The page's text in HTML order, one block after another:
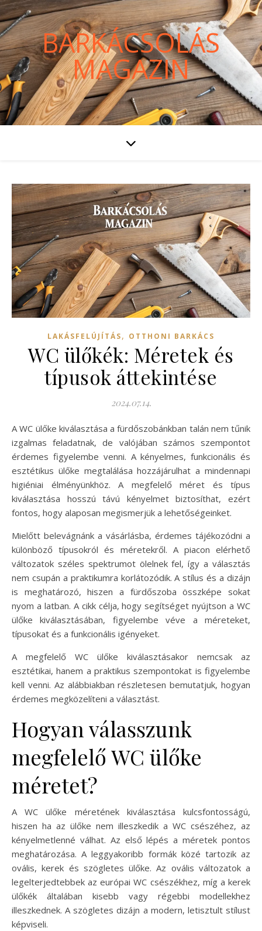
BARKÁCSOLÁS
MAGAZIN
LAKÁSFELÚJÍTÁS, OTTHONI BARKÁCS
WC ülőkék: Méretek és
típusok áttekintése
2024.07.14.
A WC ülőke kiválasztása a fürdőszobánkban talán nem tűnik
izgalmas feladatnak, de valójában számos szempontot
érdemes figyelembe venni. A kényelmes, funkcionális és
esztétikus ülőke megtalálása hozzájárulhat a mindennapi
higiéniai élményünkhöz. A megfelelő méret és típus
kiválasztása hosszú távú kényelmet biztosíthat, ezért
fontos, hogy alaposan megismerjük a lehetőségeinket.
Mielőtt belevágnánk a vásárlásba, érdemes tájékozódni a
különböző típusokról és méretekről. A piacon elérhető
változatok széles spektrumot ölelnek fel, így a választás
nem csupán a praktikumra korlátozódik. A stílus és a dizájn
is meghatározó, hiszen a fürdőszoba összképe sokat
nyom a latban. A cikk célja, hogy segítséget nyújtson a WC
ülőke kiválasztásában, figyelembe véve a méreteket,
típusokat és a funkcionális igényeket.
A megfelelő WC ülőke kiválasztásakor nemcsak az
esztétikai, hanem a praktikus szempontokat is figyelembe
kell venni. Az alábbiakban részletesen bemutatjuk, hogyan
érdemes megközelíteni a választást.
Hogyan válasszunk
megfelelő WC ülőke
méretet?
A WC ülőke méretének kiválasztása kulcsfontosságú,
hiszen ha az ülőke nem illeszkedik a WC csészéhez, az
kényelmetlenné válhat. Az első lépés a méretek pontos
meghatározása. A leggyakoribb formák közé tartozik az
ovális, kerek és szögletes ülőke. Az ovális változatok a
legelterjedtebbek az európai WC csészékhez, míg a kerek
ülőkék általában kisebb vagy régebbi modellekhez
illeszkednek. A szögletes dizájn a modern, letisztult stílust
képviseli.